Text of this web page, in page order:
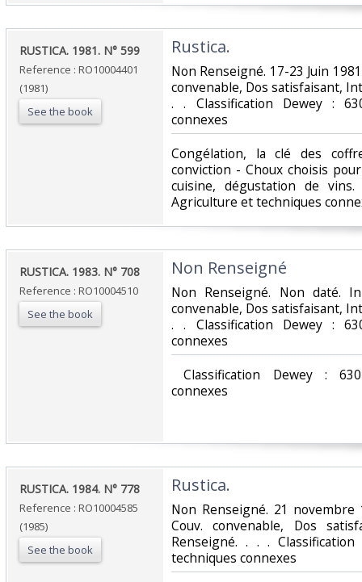
‎RUSTICA. 1981. N° 599‎
Reference : RO10004401
(1981)
See the book
‎Rustica.‎
‎Non Renseigné. 17-23 Juin
convenable, Dos satisfaisant,
. . Classification Dewey :
connexes‎
‎Congélation, la clé des
conviction - Choux choisis
cuisine, dégustation de
Agriculture et techniques
‎RUSTICA. 1983. N° 708‎
Reference : RO10004510
See the book
‎Non Renseigné‎
‎Non Renseigné. Non daté.
convenable, Dos satisfaisant,
. . Classification Dewey :
connexes‎
Classification Dewey :
connexes‎
‎RUSTICA. 1984. N° 778‎
Reference : RO10004585
(1985)
See the book
‎Rustica.‎
‎Non Renseigné. 21
Couv. convenable, Dos
Renseigné. . . .
techniques connexes‎